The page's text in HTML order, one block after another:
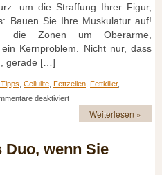
um die Straffung Ihrer Figur,
Bauen Sie Ihre Muskulatur auf!
die Zonen um Oberarme,
Kernproblem. Nicht nur, dass
gerade […]
Cellulite Fettzellen Fettkiller,
deaktiviertfür
Muskeln
Fatburner
Weiterlesen »
wenn Sie